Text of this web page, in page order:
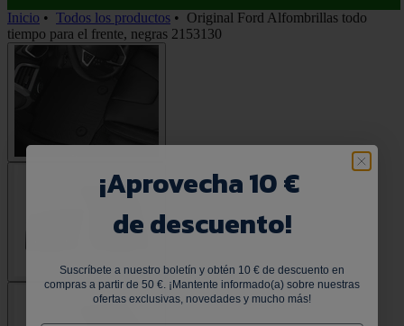
Inicio • Todos los productos • Original Ford Alfombrillas todo
tiempo para el frente, negras 2153130
¡Aprovecha 10 €
de descuento!
Suscríbete a nuestro boletín y obtén 10 € de descuento en
compras a partir de 50 €. ¡Mantente informado(a) sobre nuestras
ofertas exclusivas, novedades y mucho más!